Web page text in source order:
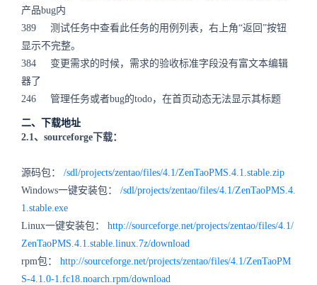
产品bug内
389 测试任务中查看此任务的用例列表，右上角“返回”按钮
显示不完整。
384 变更需求的时候，需求的验收标准字段没有富文本编辑
器了
246 管理任务或者bug的todo，在首页动态无法显示其标题
二、下载地址
2.1、sourceforge下载：
源码包： /sdl/projects/zentao/files/4.1/ZenTaoPMS.4.1.stable.zip
Windows一键安装包： /sdl/projects/zentao/files/4.1/ZenTaoPMS.4.
1.stable.exe
Linux一键安装包： http://sourceforge.net/projects/zentao/files/4.1/
ZenTaoPMS.4.1.stable.linux.7z/download
rpm包： http://sourceforge.net/projects/zentao/files/4.1/ZenTaoPM
S-4.1.0-1.fc18.noarch.rpm/download